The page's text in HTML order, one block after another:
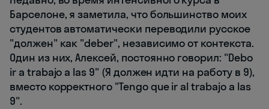
Барселоне, я заметила, что большинство моих
студентов автоматически переводили русское
"должен" как "deber", независимо от контекста.
Один из них, Алексей, постоянно говорил: "Debo
ir a trabajo a las 9" (Я должен идти на работу в 9),
вместо корректного "Tengo que ir al trabajo a las
9".